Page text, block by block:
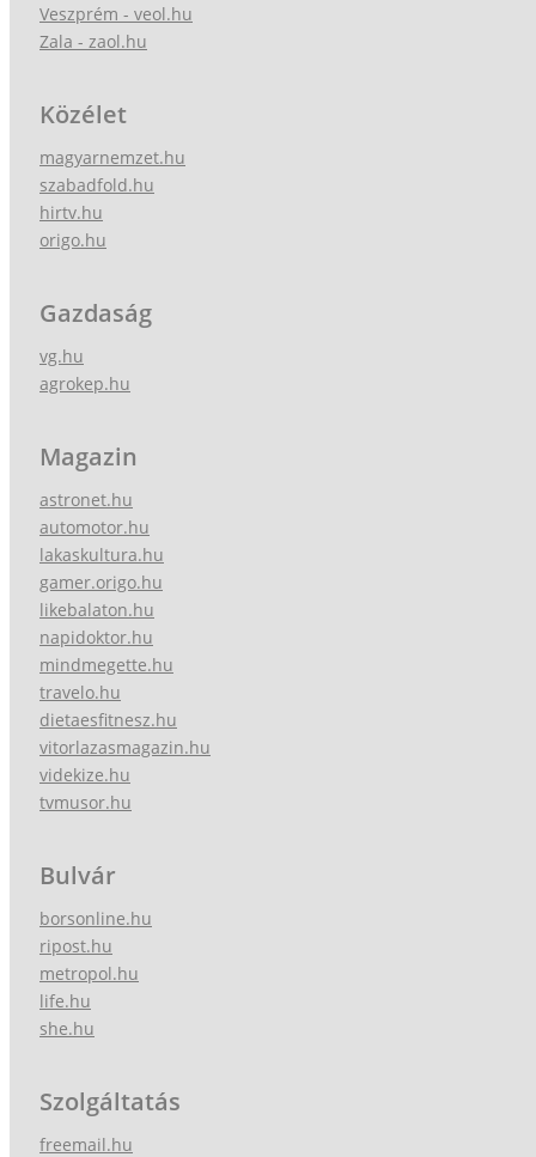
Veszprém - veol.hu
Zala - zaol.hu
Közélet
magyarnemzet.hu
szabadfold.hu
hirtv.hu
origo.hu
Gazdaság
vg.hu
agrokep.hu
Magazin
astronet.hu
automotor.hu
lakaskultura.hu
gamer.origo.hu
likebalaton.hu
napidoktor.hu
mindmegette.hu
travelo.hu
dietaesfitnesz.hu
vitorlazasmagazin.hu
videkize.hu
tvmusor.hu
Bulvár
borsonline.hu
ripost.hu
metropol.hu
life.hu
she.hu
Szolgáltatás
freemail.hu